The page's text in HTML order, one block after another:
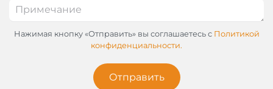
Нажимая кнопку «Отправить» вы соглашаетесь с Политикой
конфиденциальности.
Отправить